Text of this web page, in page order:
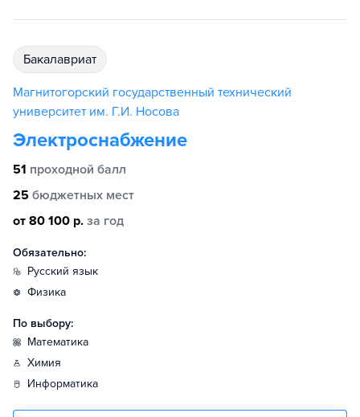
бакалавриат
Магнитогорский государственный технический
университет им. Г.И. Носова
Электроснабжение
51 проходной балл
25 бюджетных мест
от 80 100 р. за год
Обязательно:
русский язык
физика
По выбору:
математика
химия
информатика